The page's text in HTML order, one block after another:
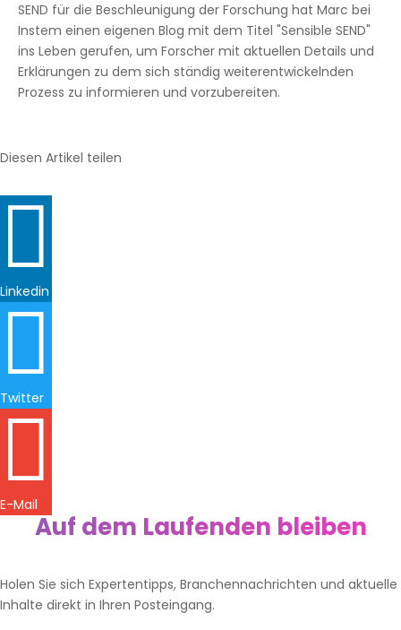
SEND für die Beschleunigung der Forschung hat Marc bei
Instem einen eigenen Blog mit dem Titel "Sensible SEND"
ins Leben gerufen, um Forscher mit aktuellen Details und
Erklärungen zu dem sich ständig weiterentwickelnden
Prozess zu informieren und vorzubereiten.
Diesen Artikel teilen

Linkedin

Twitter

E-Mail
Auf dem Laufenden bleiben
Holen Sie sich Expertentipps, Branchennachrichten und aktuelle
Inhalte direkt in Ihren Posteingang.